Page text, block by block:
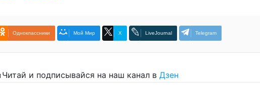
Одноклассники Мой Мир X LiveJournal Telegram
Читай и подписывайся на наш канал в Дзен